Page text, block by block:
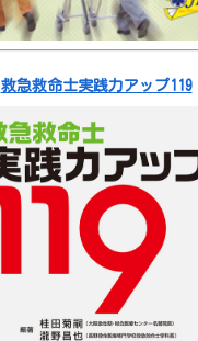
救急救命士実践力アップ119